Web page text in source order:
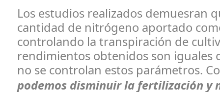
Los estudios realizados demuesran
cantidad de nitrógeno aportado
controlando la transpiración de
rendimientos obtenidos son iguales
no se controlan estos parámetros.
podemos disminuir la fertilización y